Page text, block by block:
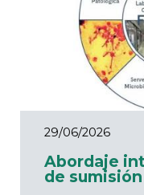
29/06/2026
Abordaje
de